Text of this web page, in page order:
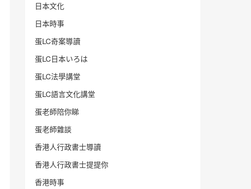
日本文化
日本時事
蛋LC奇案導讀
蛋LC日本いろは
蛋LC法學講堂
蛋LC語言文化講堂
蛋老師陪你睇
蛋老師雜談
香港人行政書士導讀
香港人行政書士提提你
香港時事